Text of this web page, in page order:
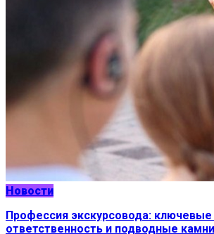
Новости
Профессия экскурсовода:
ответственность и подводные камни